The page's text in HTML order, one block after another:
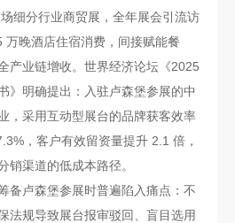
细分行业商贸展，全年展会引流访
万晚酒店住宿消费，间接赋能餐
产业链增收。世界经济论坛《2025
》明确提出：入驻卢森堡参展的中
，采用互动型展台的品牌获客效率
，客户有效留资量提升 2.1 倍，
销渠道的低成本路径。
备卢森堡参展时普遍陷入痛点：不
法规导致展台报审驳回、盲目选用